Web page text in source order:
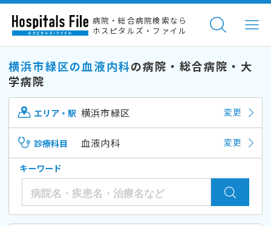
病院・総合病院検索なら
ホスピタルズ・ファイル
横浜市緑区の血液内科の病院・総合病院・大
学病院
エリア・駅 横浜市緑区 変更
診療科目 血液内科 変更
キーワード